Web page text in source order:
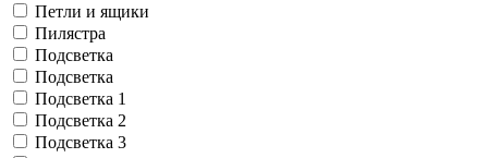
Петли и ящики
Пилястра
Подсветка
Подсветка
Подсветка 1
Подсветка 2
Подсветка 3